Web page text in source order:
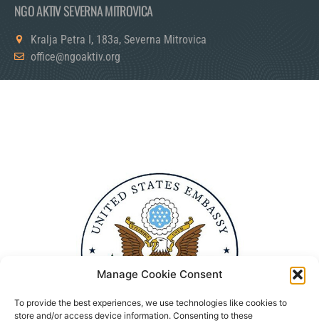
Manage Cookie Consent
To provide the best experiences, we use technologies like cookies to
store and/or access device information. Consenting to these
NGO AKTIV SEVERNA MITROVICA
Kralja Petra I, 183a, Severna Mitrovica
office@ngoaktiv.org